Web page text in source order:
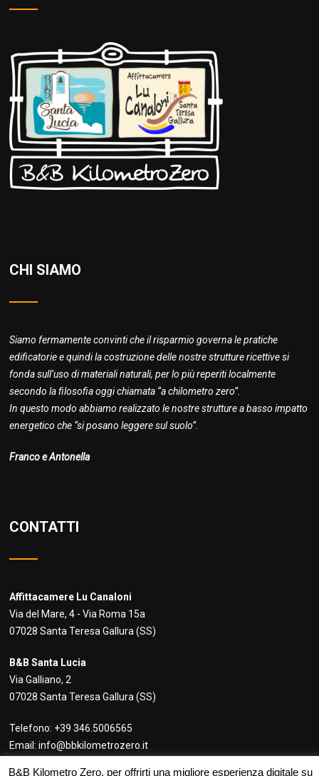
CHI SIAMO
Siamo fermamente convinti che il risparmio governa le pratiche
edificatorie e quindi la costruzione delle nostre strutture ricettive si
fonda sull’uso di materiali naturali, per lo più reperiti localmente
secondo la filosofia oggi chiamata “a chilometro zero”.
In questo modo abbiamo realizzato le nostre strutture a basso impatto
energetico che “si posano leggere sul suolo”.
Franco e Antonella
CONTATTI
Affittacamere Lu Canaloni
Via del Mare, 4 - Via Roma 15a
07028 Santa Teresa Gallura (SS)
B&B Santa Lucia
Via Galliano, 2
07028 Santa Teresa Gallura (SS)
Telefono: +39 346.5006565
Email:info@bbkilometrozero.it
B&B Kilometro Zero, per offrirti una migliore esperienza digitale su